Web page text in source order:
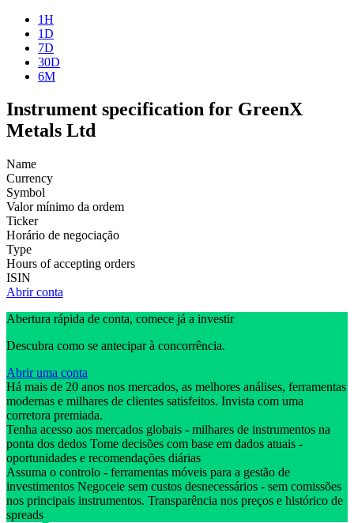
1H
1D
7D
30D
6M
Instrument specification for GreenX
Metals Ltd
Name
Currency
Symbol
Valor mínimo da ordem
Ticker
Horário de negociação
Type
Hours of accepting orders
ISIN
Abrir conta
Abertura rápida de conta, comece já a investir
Descubra como se antecipar à concorrência.
Abrir uma conta
Há mais de 20 anos nos mercados, as melhores análises, ferramentas
modernas e milhares de clientes satisfeitos. Invista com uma
corretora premiada.
Tenha acesso aos mercados globais - milhares de instrumentos na
ponta dos dedos Tome decisões com base em dados atuais -
oportunidades e recomendações diárias
Assuma o controlo - ferramentas móveis para a gestão de
investimentos Negoceie sem custos desnecessários - sem comissões
nos principais instrumentos. Transparência nos preços e histórico de
spreads